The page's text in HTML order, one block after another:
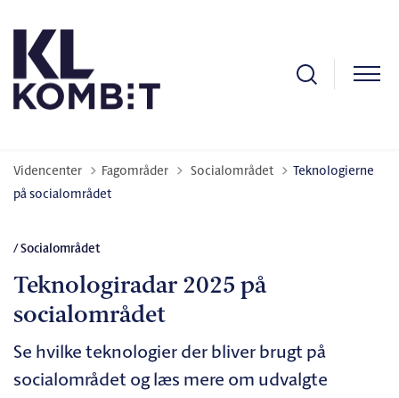
Videncenter Fagområder Tilbage til
Socialområdet
Teknologierne
på socialområdet
/ Socialområdet
Teknologiradar 2025 på
socialområdet
Se hvilke teknologier der bliver brugt på
socialområdet og læs mere om udvalgte